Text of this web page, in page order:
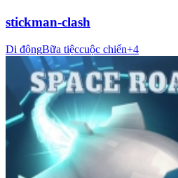
stickman-clash
Di độngBữa tiệccuộc chiến+4